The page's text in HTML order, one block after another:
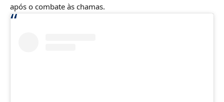
após o combate às chamas.